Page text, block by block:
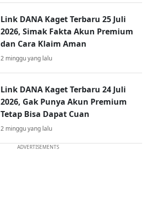
Link DANA Kaget Terbaru 25 Juli
2026, Simak Fakta Akun Premium
dan Cara Klaim Aman
2 minggu yang lalu
Link DANA Kaget Terbaru 24 Juli
2026, Gak Punya Akun Premium
Tetap Bisa Dapat Cuan
2 minggu yang lalu
ADVERTISEMENTS